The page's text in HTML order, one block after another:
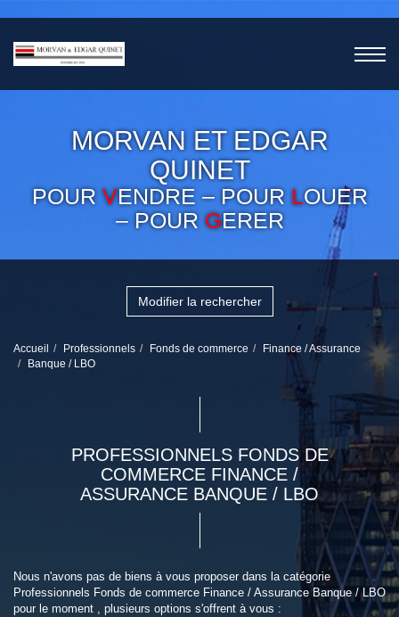
MORVAN ET EDGAR
QUINET
POURVENDRE – POUR LOUER
– POURGERER
Modifier la rechercher
Accueil Professionnels Fonds de commerce
Finance / Assurance
Banque / LBO
PROFESSIONNELS FONDS DE
COMMERCE FINANCE /
ASSURANCE BANQUE / LBO
Nous n'avons pas de biens à vous proposer dans la catégorie
Professionnels Fonds de commerce Finance / Assurance Banque / LBO
pour le moment , plusieurs options s'offrent à vous :